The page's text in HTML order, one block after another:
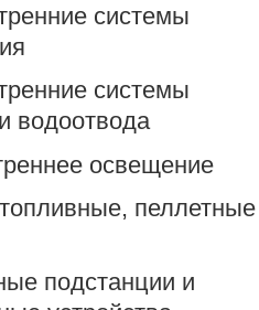
системы
системы
водоотвода
освещение
пеллетные
подстанции и